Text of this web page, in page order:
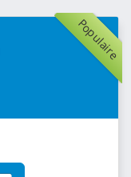
Populaire